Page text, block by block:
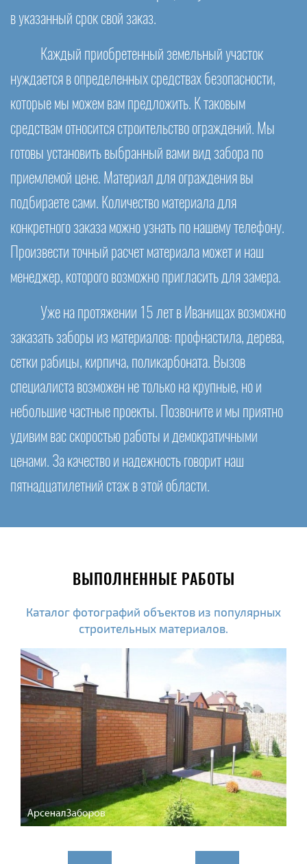
в указанный срок свой заказ.
Каждый приобретенный земельный участок
нуждается в определенных средствах безопасности,
которые мы можем вам предложить. К таковым
средствам относится строительство ограждений. Мы
готовы установить выбранный вами вид забора по
приемлемой цене. Материал для ограждения вы
подбираете сами. Количество материала для
конкретного заказа можно узнать по нашему телефону.
Произвести точный расчет материала может и наш
менеджер, которого возможно пригласить для замера.
Уже на протяжении 15 лет в Иванищах возможно
заказать заборы из материалов: профнастила, дерева,
сетки рабицы, кирпича, поликарбоната. Вызов
специалиста возможен не только на крупные, но и
небольшие частные проекты. Позвоните и мы приятно
удивим вас скоростью работы и демократичными
ценами. За качество и надежность говорит наш
пятнадцатилетний стаж в этой области.
ВЫПОЛНЕННЫЕ РАБОТЫ
Каталог фотографий объектов из популярных
строительных материалов.